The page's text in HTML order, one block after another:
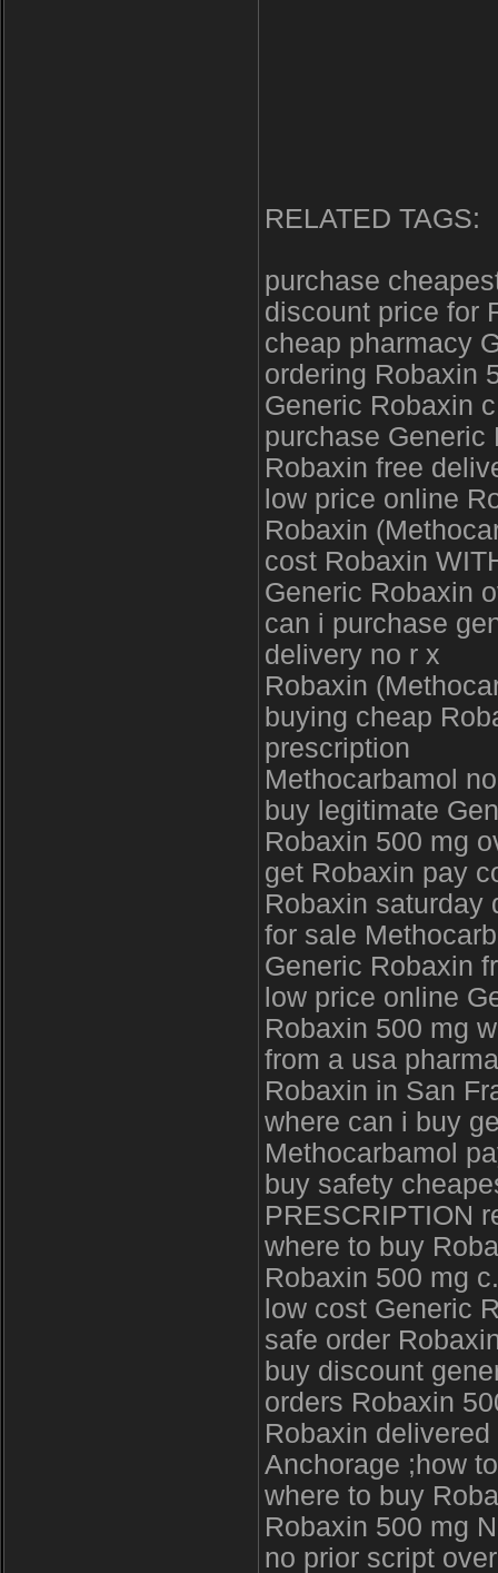
RELATED TAGS:
purchase
discount price for
cheap pharmacy
ordering Robaxin
Generic Robaxin
purchase Generic
Robaxin free
low price online
Robaxin
cost Robaxin
Generic Robaxin
can i purchase
delivery no r x
Robaxin
buying cheap
prescription
Methocarbamol
buy legitimate
Robaxin 500 mg
get Robaxin pay
Robaxin saturday
for sale
Generic Robaxin
low price online
Robaxin 500 mg
from a usa
Robaxin in San
where can i buy
Methocarbamol
buy safety
PRESCRIPTION
where to buy
Robaxin 500 mg
low cost Generic
safe order
buy discount
orders Robaxin
Robaxin
Anchorage ;how
where to buy
Robaxin 500 mg
no prior script